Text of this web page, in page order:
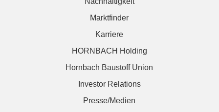
Marktfinder
Karriere
HORNBACH Holding
Hornbach Baustoff Union
Investor Relations
Presse/Medien